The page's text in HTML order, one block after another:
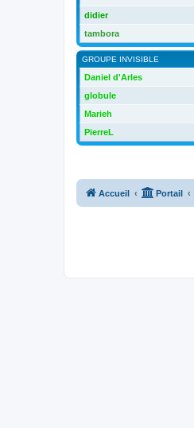
didier
tambora
GROUPE INVISIBLE
Daniel d'Arles
globule
Marieh
PierreL
Accueil Portail